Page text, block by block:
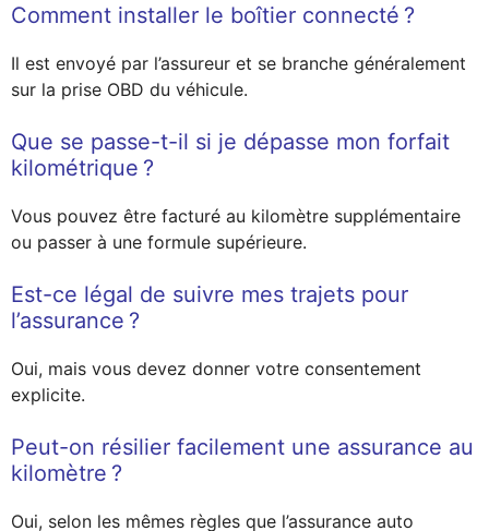
Comment installer le boîtier connecté ?
Il est envoyé par l’assureur et se branche généralement
sur la prise OBD du véhicule.
Que se passe-t-il si je dépasse mon forfait
kilométrique ?
Vous pouvez être facturé au kilomètre supplémentaire
ou passer à une formule supérieure.
Est-ce légal de suivre mes trajets pour
l’assurance ?
Oui, mais vous devez donner votre consentement
explicite.
Peut-on résilier facilement une assurance au
kilomètre ?
Oui, selon les mêmes règles que l’assurance auto